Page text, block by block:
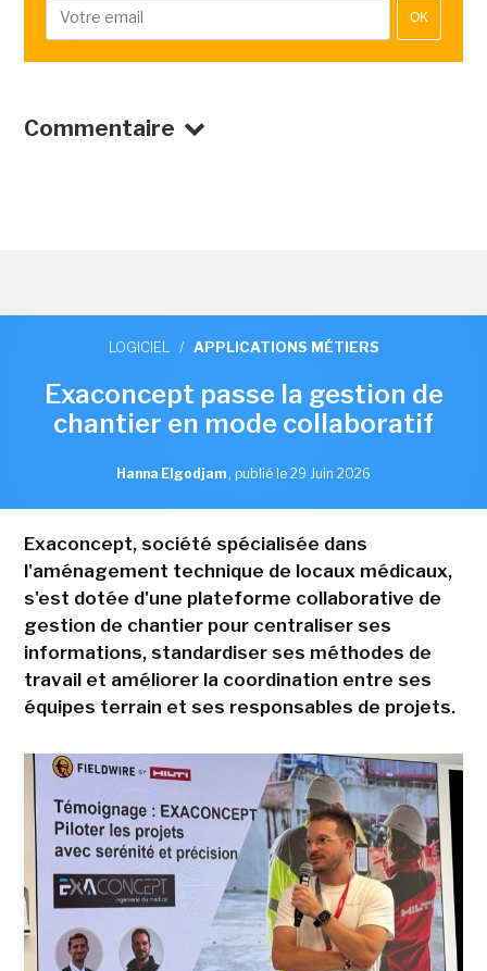
OK
Commentaire
LOGICIEL / APPLICATIONS MÉTIERS
Exaconcept passe la gestion de
chantier en mode collaboratif
Hanna Elgodjam , publié le 29 Juin 2026
Exaconcept, société spécialisée dans
l'aménagement technique de locaux médicaux,
s'est dotée d'une plateforme collaborative de
gestion de chantier pour centraliser ses
informations, standardiser ses méthodes de
travail et améliorer la coordination entre ses
équipes terrain et ses responsables de projets.